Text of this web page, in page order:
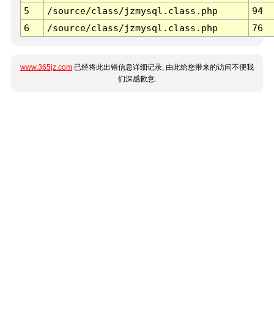
5
/source/class/jzmysql.class.php
94
6
/source/class/jzmysql.class.php 76
www.365jz.com 已经将此出错信息详细记录, 由此给您带来的访问不便我
们深感歉意.